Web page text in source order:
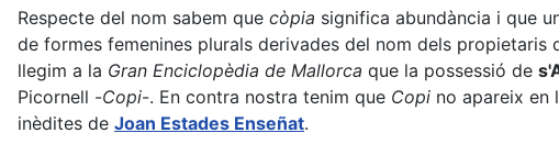
Respecte del nom sabem que còpia significa abundància i que
de formes femenines plurals derivades del nom dels propietaris
llegim a la Gran Enciclopèdia de Mallorca que la possessió de
Picornell -Copi-. En contra nostra tenim que Copi no apareix en
inèdites de Joan Estades Enseñat.